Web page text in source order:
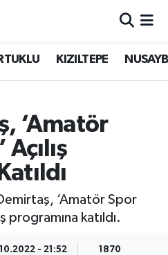
KIZILTEPE
‘Amatör
‘Amatör Spor
programına katıldı.
- 21:52 1870
Haritası
ve Fikstür